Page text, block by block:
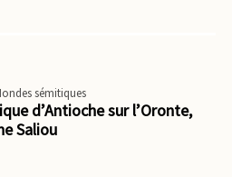
sémitiques
d’Antioche sur l’Oronte,
Saliou